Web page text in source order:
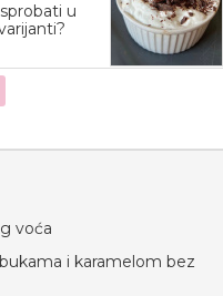
u
voća
i karamelom bez